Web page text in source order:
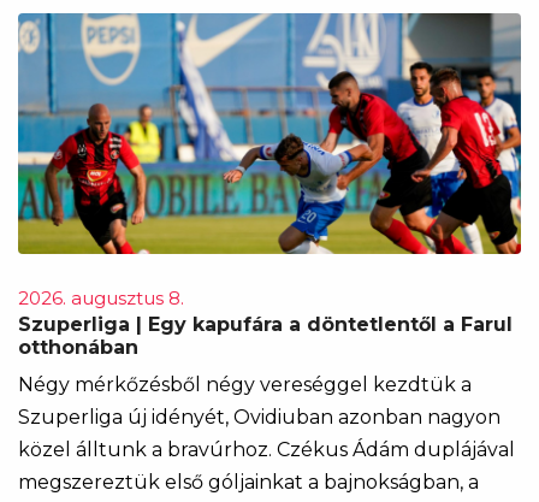
2026. augusztus 8.
Szuperliga | Egy kapufára a döntetlentől a Farul
otthonában
Négy mérkőzésből négy vereséggel kezdtük a
Szuperliga új idényét, Ovidiuban azonban nagyon
közel álltunk a bravúrhoz. Czékus Ádám duplájával
megszereztük első góljainkat a bajnokságban, a